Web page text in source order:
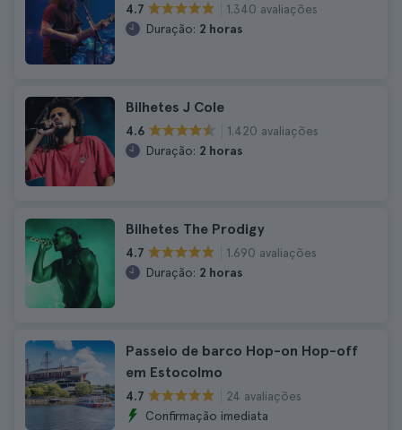
4.7
1.340 avaliações
Duração: 2 horas
Bilhetes J Cole
4.6
1.420 avaliações
Duração: 2 horas
Bilhetes The Prodigy
4.7
1.690 avaliações
Duração: 2 horas
Passeio de barco Hop-on Hop-off
em Estocolmo
4.7
24 avaliações
Confirmação imediata